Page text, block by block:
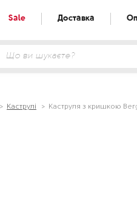
Sale Доставка
Каструлі Каструля з кришкою